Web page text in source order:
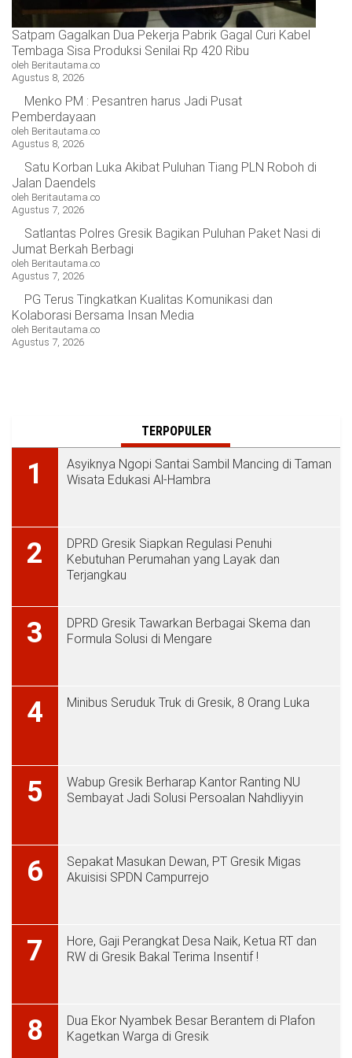
Satpam Gagalkan Dua Pekerja Pabrik Gagal Curi Kabel
Tembaga Sisa Produksi Senilai Rp 420 Ribu
oleh Beritautama.co
Agustus 8, 2026
Menko PM : Pesantren harus Jadi Pusat
Pemberdayaan
oleh Beritautama.co
Agustus 8, 2026
Satu Korban Luka Akibat Puluhan Tiang PLN Roboh di
Jalan Daendels
oleh Beritautama.co
Agustus 7, 2026
Satlantas Polres Gresik Bagikan Puluhan Paket Nasi di
Jumat Berkah Berbagi
oleh Beritautama.co
Agustus 7, 2026
PG Terus Tingkatkan Kualitas Komunikasi dan
Kolaborasi Bersama Insan Media
oleh Beritautama.co
Agustus 7, 2026
TERPOPULER
1
Asyiknya Ngopi Santai Sambil Mancing di Taman
Wisata Edukasi Al-Hambra
2
DPRD Gresik Siapkan Regulasi Penuhi
Kebutuhan Perumahan yang Layak dan
Terjangkau
3
DPRD Gresik Tawarkan Berbagai Skema dan
Formula Solusi di Mengare
4 Minibus Seruduk Truk di Gresik, 8 Orang Luka
5
Wabup Gresik Berharap Kantor Ranting NU
Sembayat Jadi Solusi Persoalan Nahdliyyin
6
Sepakat Masukan Dewan, PT Gresik Migas
Akuisisi SPDN Campurrejo
7
Hore, Gaji Perangkat Desa Naik, Ketua RT dan
RW di Gresik Bakal Terima Insentif !
8
Dua Ekor Nyambek Besar Berantem di Plafon
Kagetkan Warga di Gresik